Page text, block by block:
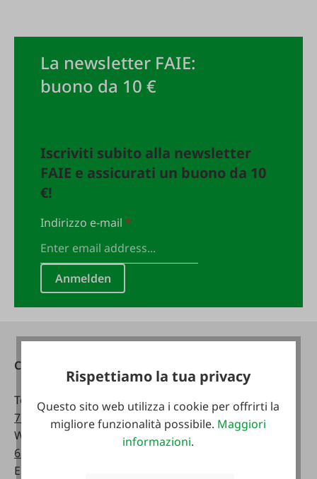
La newsletter FAIE:
buono da 10 €
Iscriviti subito alla newsletter
FAIE e assicurati un buono da 10
€!
Indirizzo e-mail*
Anmelden
Contatti
Telefono:0043 7672
716-0
WhatsApp:
63514619
Email:
telefonicamente:
Lunedì - venerdì:
07:30 - 17.00
Rispettiamo la tua privacy
Questo sito web utilizza i cookie per offrirti la
migliore funzionalità possibile. Maggiori
informazioni.